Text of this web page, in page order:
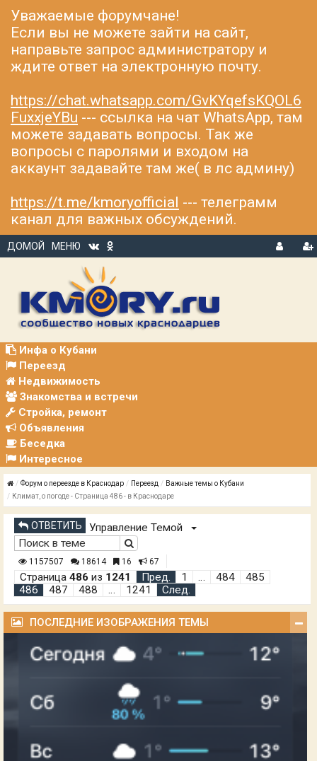
Уважаемые форумчане!
Если вы не можете зайти на сайт,
направьте запрос администратору и
ждите ответ на электронную почту.
https://chat.whatsapp.com/GvKYqefsKQOL6
FuxxjeYBu --- ссылка на чат WhatsApp, там
можете задавать вопросы. Так же
вопросы с паролями и входом на
аккаунт задавайте там же( в лс админу)
https://t.me/kmoryofficial --- телеграмм
канал для важных обсуждений.
ДОМОЙ
МЕНЮ
В
Р
Инфа о Кубани
Переезд
Недвижимость
Знакомства и встречи
Стройка, ремонт
Объявления
Беседка
Интересное
Форум о переезде в Краснодар Переезд
Важные темы о Кубани
Климат, о погоде - Страница 486 - в Краснодаре
ОТВЕТИТЬ Управление Темой
1157507 18614 16 67
Страница 486 из 1241 Пред. 1 … 484
485
486
487 488 … 1241 След.
ПОСЛЕДНИЕ ИЗОБРАЖЕНИЯ ТЕМЫ